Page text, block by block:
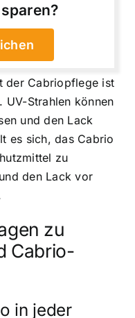
der Cabriopflege ist
UV-Strahlen können
und den Lack
es sich, das Cabrio
zu
den Lack vor
zu
Cabrio-
in jeder